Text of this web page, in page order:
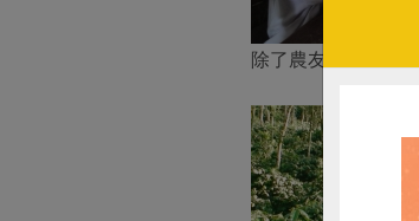
除了農友教育、雨